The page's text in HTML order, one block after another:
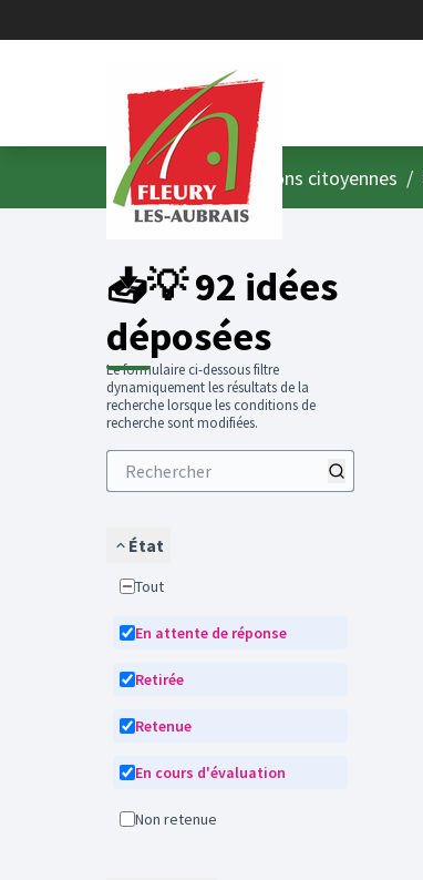
AccueilMenu principal
/ Consultations citoyennes /
📥💡 92 idées
déposées
Le formulaire ci-dessous filtre
dynamiquement les résultats de la
recherche lorsque les conditions de
recherche sont modifiées.
État
Tout
En attente de réponse
Retirée
Retenue
En cours d'évaluation
Non retenue